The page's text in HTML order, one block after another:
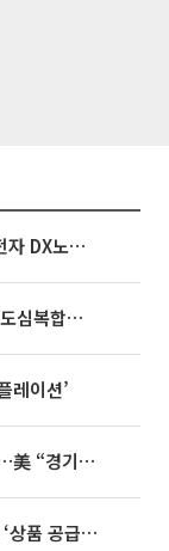
3445억 자사주 지급 마쳤는데...삼성전자 DX노조, 뒤늦은 '떼쓰기 집회'
영끌 '주택공급' 대책 임박⋯비아파트·도심복합까지 총동원
레이션’
이란, 미국에 호르무즈 합의 조건 제시…美 “경기 아직 안 끝나” [종합]
‘회생 D-3주’ 홈플러스, 영업 재개에도 ‘상품 공급망’ 복구가 생존 관건